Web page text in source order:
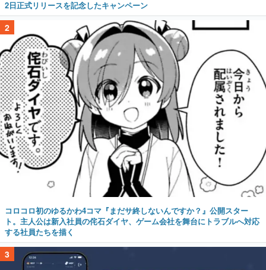
2日正式リリースを記念したキャンペーン
2
コロコロ初のゆるかわ4コマ『まだサ終しないんですか？』公開スター
ト。主人公は新入社員の侘石ダイヤ、ゲーム会社を舞台にトラブルへ対応
する社員たちを描く
3